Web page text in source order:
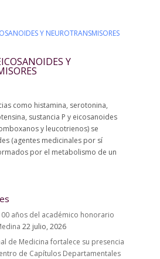
Y
como histamina, serotonina,
sustancia P y eicosanoides
y leucotrienos) se
(agentes medicinales por sí
por el metabolismo de un
años del académico honorario
22 julio, 2026
de Medicina fortalece su presencia
de Capítulos Departamentales